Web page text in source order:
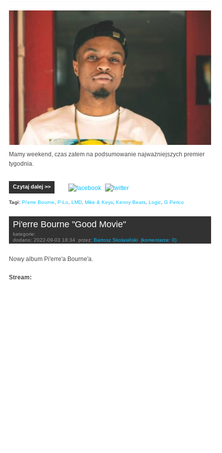
Mamy weekend, czas zatem na podsumowanie najważniejszych premier
tygodnia.
Czytaj dalej >>
Tagi: Pi'erre Bourne P-Lo LMD Mike & Keys Kenny Beats Logic G Perico
Pi'erre Bourne "Good Movie"
kategorie:
dodano: 2022-09-03 18:34 przez: Bartosz Skolasiński (komentarze: 0)
Nowy album Pi'erre'a Bourne'a.
Stream: